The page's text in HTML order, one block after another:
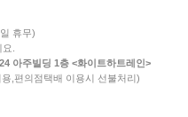
휴무)
.
아주빌딩 1층 <화이트하트레인>
,편의점택배 이용시 선불처리)